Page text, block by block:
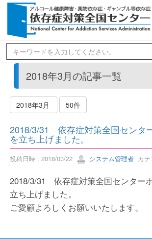
2018年3月の記事一覧
2018年3月 50件
2018/3/31 依存症対策全国センタ
を立ち上げました。
投稿日時 : 2018/03/22 システム管理者 カ
2018/3/31 依存症対策全国センター
立ち上げました。
ご愛顧よろしくお願いいたします。